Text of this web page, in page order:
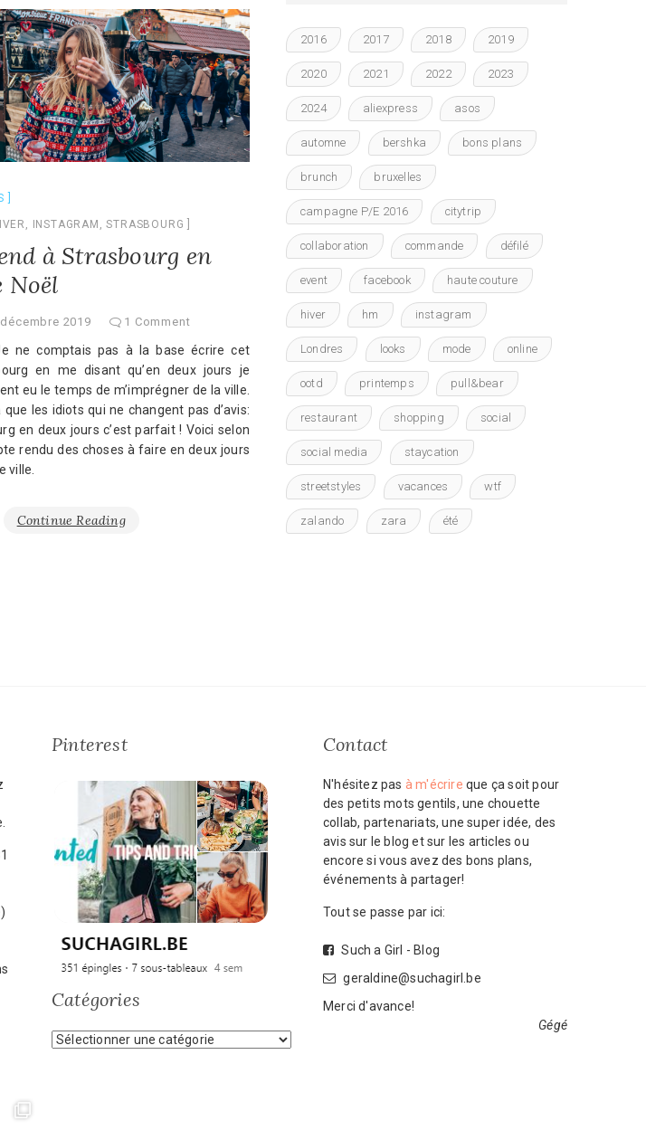
, INSTAGRAM ,STRASBOURG
à Strasbourg en
Noël
2019 1 Comment
ne comptais pas à la base écrire cet
en me disant qu’en deux jours je
eu le temps de m’imprégner de la ville.
que les idiots qui ne changent pas d’avis:
en deux jours c’est parfait ! Voici selon
rendu des choses à faire en deux jours
ville.
Continue Reading
2016 2017 2018 2019
2020 2021 2022 2023
2024 aliexpress asos
automne bershka bons plans
brunch bruxelles
campagne P/E 2016 citytrip
collaboration commande défilé
event facebook haute couture
hiver hm instagram
Londres looks mode online
ootd printemps pull&bear
restaurant shopping social
social media staycation
streetstyles vacances wtf
zalando zara été
Pinterest
Catégories
Catégories
Contact
N'hésitez pas à m'écrire que ça soit pour
des petits mots gentils, une chouette
collab, partenariats, une super idée, des
avis sur le blog et sur les articles ou
encore si vous avez des bons plans,
événements à partager!
Tout se passe par ici:
Such a Girl - Blog
geraldine@suchagirl.be
Merci d'avance!
Gégé